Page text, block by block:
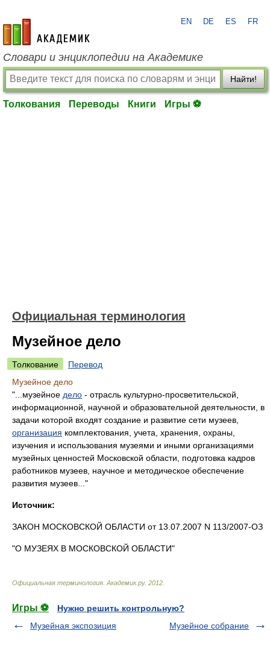
academic.ru
EN DE ES FR
Словари и энциклопедии на Академике
Найти!
Толкования Переводы Книги Игры ⚽
Официальная терминология
Музейное дело
Толкование
Перевод
Музейное дело
"...музейное дело - отрасль культурно-просветительской,
информационной, научной и образовательной деятельности, в
задачи которой входят создание и развитие сети музеев,
организация комплектования, учета, хранения, охраны,
изучения и использования музеями и иными организациями
музейных ценностей Московской области, подготовка кадров
работников музеев, научное и методическое обеспечение
развития музеев..."
Источник:
ЗАКОН МОСКОВСКОЙ ОБЛАСТИ от 13.07.2007 N 113/2007-ОЗ
"О МУЗЕЯХ В МОСКОВСКОЙ ОБЛАСТИ"
Официальная терминология Академик.ру. 2012
Игры ⚽
Нужно решить контрольную?
Музейная экспозиция
Музейное собрание